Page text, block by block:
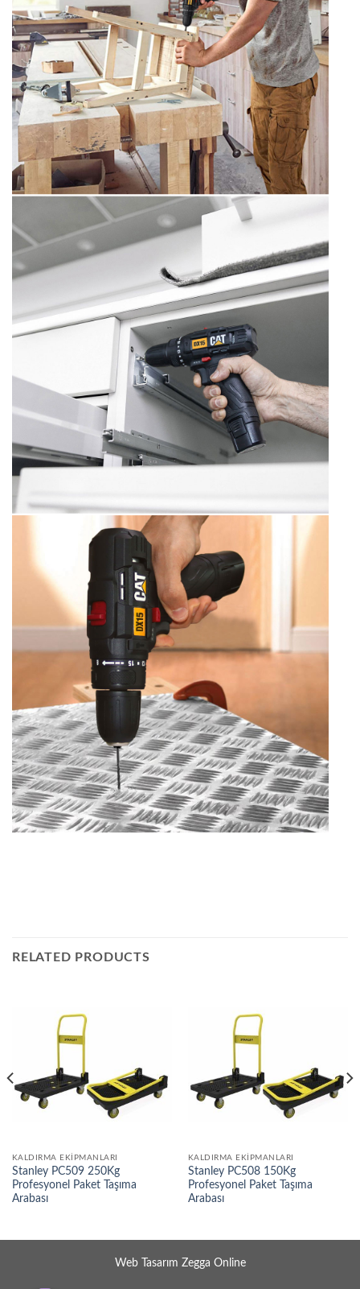
RELATED PRODUCTS
KALDIRMA EKIPMANLARI
Stanley PC509 250Kg
Profesyonel Paket Taşıma
Arabası
KALDIRMA EKIPMANLARI
Stanley PC508 150Kg
Profesyonel Paket Taşıma
Arabası
Web Tasarım Zegga Online